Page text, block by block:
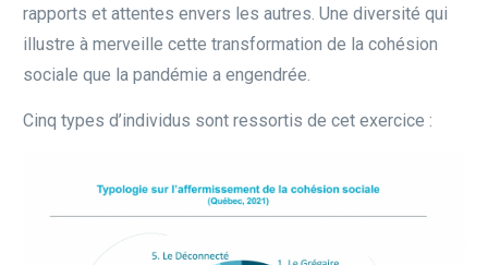
rapports et attentes envers les autres. Une diversité qui
illustre à merveille cette transformation de la cohésion
sociale que la pandémie a engendrée.
Cinq types d’individus sont ressortis de cet exercice :